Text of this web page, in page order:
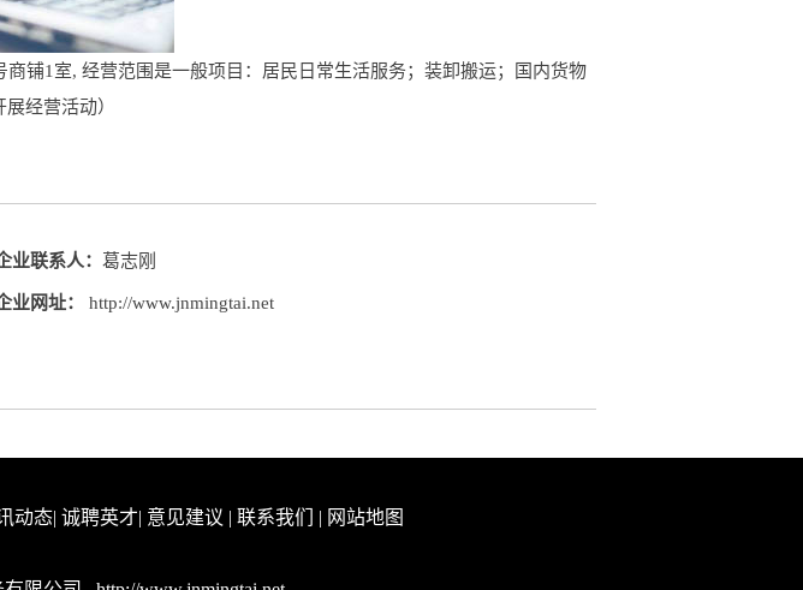
铺1室, 经营范围是一般项目：居民日常生活服务；装卸搬运；国内货物
经营活动）
业联系人： 葛志刚
业网址： http://www.jnmingtai.net
动态| 诚聘英才| 意见建议 | 联系我们 | 网站地图